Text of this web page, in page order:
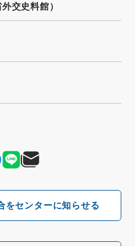
をセンターに知らせる
交史料館）